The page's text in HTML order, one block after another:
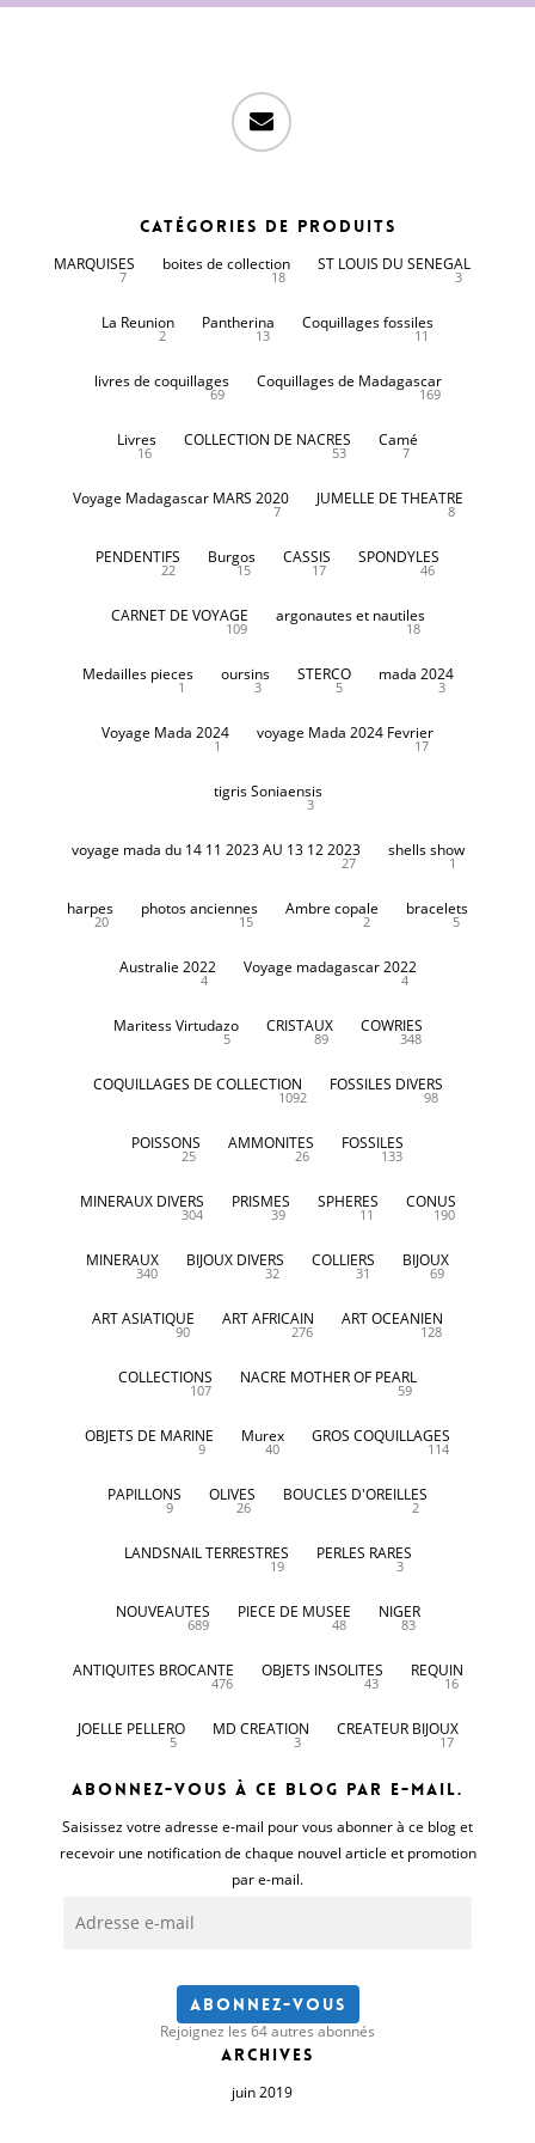
email
Catégories de produits
MARQUISES
7
boites de collection
18
ST LOUIS DU SENEGAL
3
La Reunion
2
Pantherina
13
Coquillages fossiles
11
livres de coquillages
69
Coquillages de Madagascar
169
Livres
16
COLLECTION DE NACRES
53
Camé
7
Voyage Madagascar MARS 2020
7
JUMELLE DE THEATRE
8
PENDENTIFS
22
Burgos
15
CASSIS
17
SPONDYLES
46
CARNET DE VOYAGE
109
argonautes et nautiles
18
Medailles pieces
1
oursins
3
STERCO
5
mada 2024
3
Voyage Mada 2024
1
voyage Mada 2024 Fevrier
17
tigris Soniaensis
3
voyage mada du 14 11 2023 AU 13 12 2023
27
shells show
1
harpes
20
photos anciennes
15
Ambre copale
2
bracelets
5
Australie 2022
4
Voyage madagascar 2022
4
Maritess Virtudazo
5
CRISTAUX
89
COWRIES
348
COQUILLAGES DE COLLECTION
1092
FOSSILES DIVERS
98
POISSONS
25
AMMONITES
26
FOSSILES
133
MINERAUX DIVERS
304
PRISMES
39
SPHERES
11
CONUS
190
MINERAUX
340
BIJOUX DIVERS
32
COLLIERS
31
BIJOUX
69
ART ASIATIQUE
90
ART AFRICAIN
276
ART OCEANIEN
128
COLLECTIONS
107
NACRE MOTHER OF PEARL
59
OBJETS DE MARINE
9
Murex
40
GROS COQUILLAGES
114
PAPILLONS
9
OLIVES
26
BOUCLES D'OREILLES
2
LANDSNAIL TERRESTRES
19
PERLES RARES
3
NOUVEAUTES
689
PIECE DE MUSEE
48
NIGER
83
ANTIQUITES BROCANTE
476
OBJETS INSOLITES
43
REQUIN
16
JOELLE PELLERO
5
MD CREATION
3
CREATEUR BIJOUX
17
Abonnez-vous à ce blog par e-mail.
Saisissez votre adresse e-mail pour vous abonner à ce blog et
recevoir une notification de chaque nouvel article et promotion
par e-mail.
e-
Abonnez-vous
Rejoignez les 64 autres abonnés
Archives
juin 2019